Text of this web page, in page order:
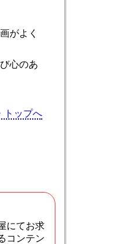
がよく
心のあ
トップへ
にてお求
コンテン